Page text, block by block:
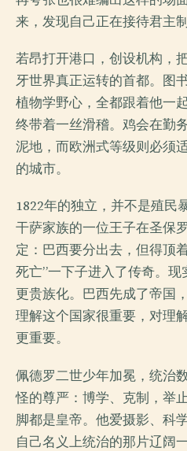
来，发现自己正在接待君主制
若昂打开港口，创设机构，
牙世界真正运转的首都。图
植物学野心，全都跟着他一
终带着一丝滑稽。鸡会在勤
泥地，而欧洲式等级则必须
的城市。
1822年的独立，并不是殖民
干萨家族的一位王子在圣保
定：巴西要分出去，但得顶
死亡”一下子进入了传奇。
更贵族化。巴西先成了帝国
理解这个国家很重要，对理
更重要。
佩德罗二世少年加冕，统治
怪的尊严：博学、克制，举
脚都是皇帝。他爱摄影、科
自己名义上统治的那片辽阔